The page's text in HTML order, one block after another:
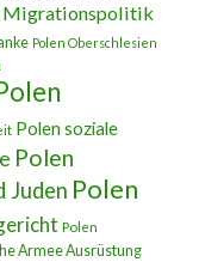
Migrationspolitik
Polen Oberschlesien
Polen soziale
Polen
Juden Polen
Polen
Armee Ausrüstung